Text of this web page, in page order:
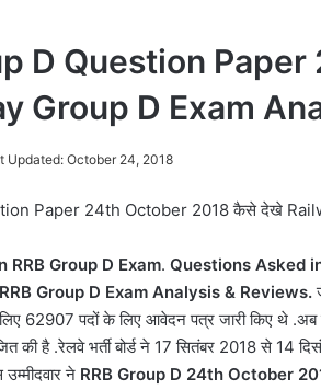
D Question
Group D Exam
Updated: October 24, 2018
Paper 24th October 2018 कैसे देखे
Group D Exam. Questions Asked
RRB Group D Exam Analysis & Reviews.
62907 पदों के लिए आवेदन पत्र जारी किए थे .अब
की है .रेलवे भर्ती बोर्ड ने 17 सितंबर 2018 से 14
ने RRB Group D 24th October